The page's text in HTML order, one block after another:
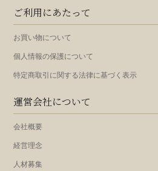
ご利用にあたって
お買い物について
個人情報の保護について
特定商取引に関する法律に基づく表示
運営会社について
会社概要
経営理念
人材募集